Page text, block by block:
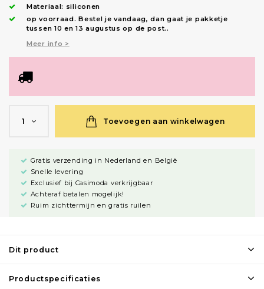
Materiaal: siliconen
op voorraad.Bestel je vandaag, dan gaat je pakketje
tussen 10 en 13 augustus op de post..
Meer info >
1 Toevoegen aan winkelwagen
Gratis verzending in Nederland en België
Snelle levering
Exclusief bij Casimoda verkrijgbaar
Achteraf betalen mogelijk!
Ruim zichttermijn en gratis ruilen
Dit product
Productspecificaties